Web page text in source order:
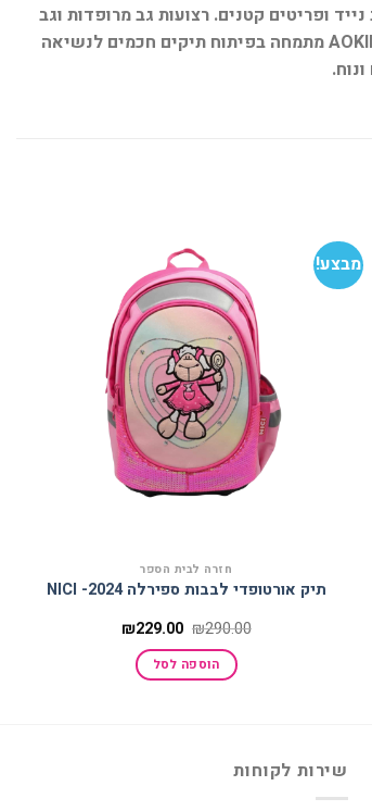
ופריטים קטנים. רצועות גב מרופדות וגב
אורתופדי הופכים אותו לבחירה מושלמת ליום לימודים, עבודה או נסיעה. עיצוב אלגנטי, נוחות גבוהה, ואמינות שמחזיקה לאורך זמן. על המותג: AOKING מתמחה בפיתוח תיקים חכמים לנשיאה
מבצע!
חזרה לבית הספר
תיק אורטופדי לבבות ספירלה 2024- NICI
₪290.00 המחיר
היה:
₪290.00.
₪229.00
הוספה לסל
שירות לקוחות